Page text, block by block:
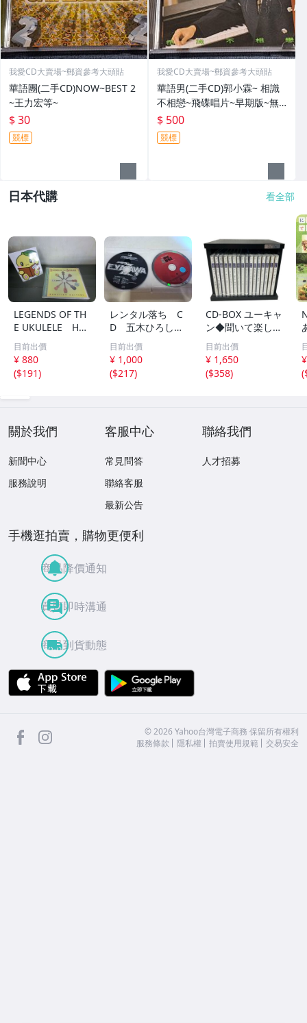
我愛CD大賣場~郵資參考大頭貼
華語團(二手CD)NOW~BEST 2
~王力宏等~
$ 30
競標
我愛CD大賣場~郵資參考大頭貼
華語男(二手CD)郭小霖~ 相識
不相戀~飛碟唱片~早期版~無IF
PI~公關版~
$ 500
競標
日本代購 看全部
LEGENDS OF TH
E UKULELE HA
WAIIAN MASTER
S ウクレレ ハワ
イ 169
目前出價
¥ 880
($191)
レンタル落ち C
D 五木ひろし
高橋真梨子 他
中古品
目前出價
¥ 1,000
($217)
CD-BOX ユーキャ
ン◆聞いて楽しむ
日本の名作 第1巻
～第16巻 未開封
品混在 木箱付き
目前出價
¥ 1,650
($358)
(
關於我們
新聞中心
服務說明
客服中心
常見問答
聯絡客服
最新公告
聯絡我們
人才招募
手機逛拍賣，購物更便利
商品降價通知
買賣即時溝通
商品到貨動態
APP Store
facebook ©2026 Yahoo台灣電子商務 保留所有權利
服務條款
隱私權 拍賣使用規範 交易安全